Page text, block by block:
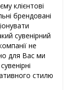
клієнтові
брендовані
сувенірний
не
для Вас ми
стилю